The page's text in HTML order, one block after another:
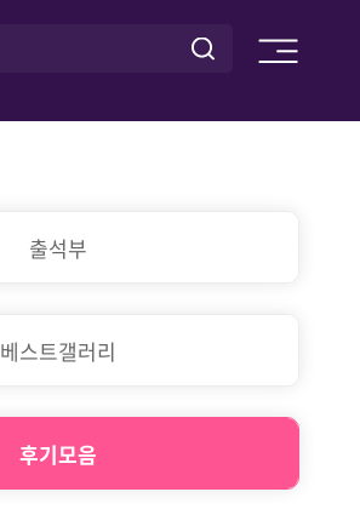
출석부
베스트갤러리
후기모음